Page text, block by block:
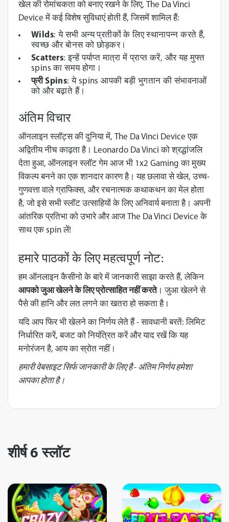
खेल की रोमांचकता को बनाए रखने के लिए, The Da Vinci
Device में कई विशेष सुविधाएं होती हैं, जिसमें शामिल हैं:
Wilds: ये सभी अन्य प्रतीकों के लिए स्थानापन्न करते हैं,
स्वच्छ और बोनस को छोड़कर।
Scatters: इन्हें पर्याप्त मात्रा में प्राप्त करें, और यह मुफ्त
spins का समय होगा।
फ्री Spins: ये spins आपकी बड़ी भुगतान की संभावनाओं
को और बढ़ाते हैं।
अंतिम विचार
ऑनलाइन स्लॉट्स की दुनिया में, The Da Vinci Device एक
अद्वितीय नीच काढ़ता है। Leonardo Da Vinci को श्रद्धांजलि
देता हुआ, ऑनलाइन स्लॉट गेम आज भी 1x2 Gaming का मुख्य
विकल्प बनने का एक शानदार कारण है। यह छलावा से खेल, उच्च-
गुणवत्ता वाले ग्राफिक्स, और रचनात्मक कथाकथन का मेल होता
है, जो इसे सभी स्लॉट उत्साहियों के लिए अनिवार्य बनाता है। अपनी
आंतरिक प्रतिभा को उभारे और आज The Da Vinci Device के
साथ एक spin लें!
हमारे पाठकों के लिए महत्वपूर्ण नोट:
हम ऑनलाइन कैसीनो के बारे में जानकारी साझा करते हैं, लेकिन
आपको जुआ खेलने के लिए प्रोत्साहित नहीं करते। जुआ खेलने से
पैसे की हानि और लत लगने का खतरा हो सकता है।
यदि आप फिर भी खेलने का निर्णय लेते हैं - सावधानी बरतें: लिमिट
निर्धारित करें, बजट को नियंत्रित करें और याद रखें कि यह
मनोरंजन है, आय का स्रोत नहीं।
हमारी वेबसाइट सिर्फ जानकारी के लिए है - अंतिम निर्णय हमेशा
आपका होता है।
शीर्ष 6 स्लॉट